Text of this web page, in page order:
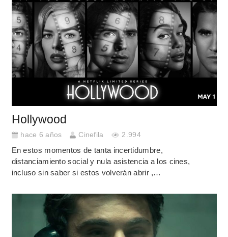
Hollywood
hace 6 años Cinefila 2.994
En estos momentos de tanta incertidumbre,
distanciamiento social y nula asistencia a los cines,
incluso sin saber si estos volverán abrir ,…